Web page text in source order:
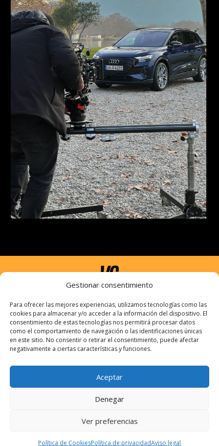
Gestionar consentimiento
Para ofrecer las mejores experiencias, utilizamos tecnologías como las
cookies para almacenar y/o acceder a la información del dispositivo. El
consentimiento de estas tecnologías nos permitirá procesar datos
como el comportamiento de navegación o las identificaciones únicas
en este sitio. No consentir o retirar el consentimiento, puede afectar
negativamente a ciertas características y funciones.
Aceptar
Denegar
Ver preferencias
Política de CookiesPolítica de privacidadAviso legal
Información
Aviso Legal
Términos y condiciones